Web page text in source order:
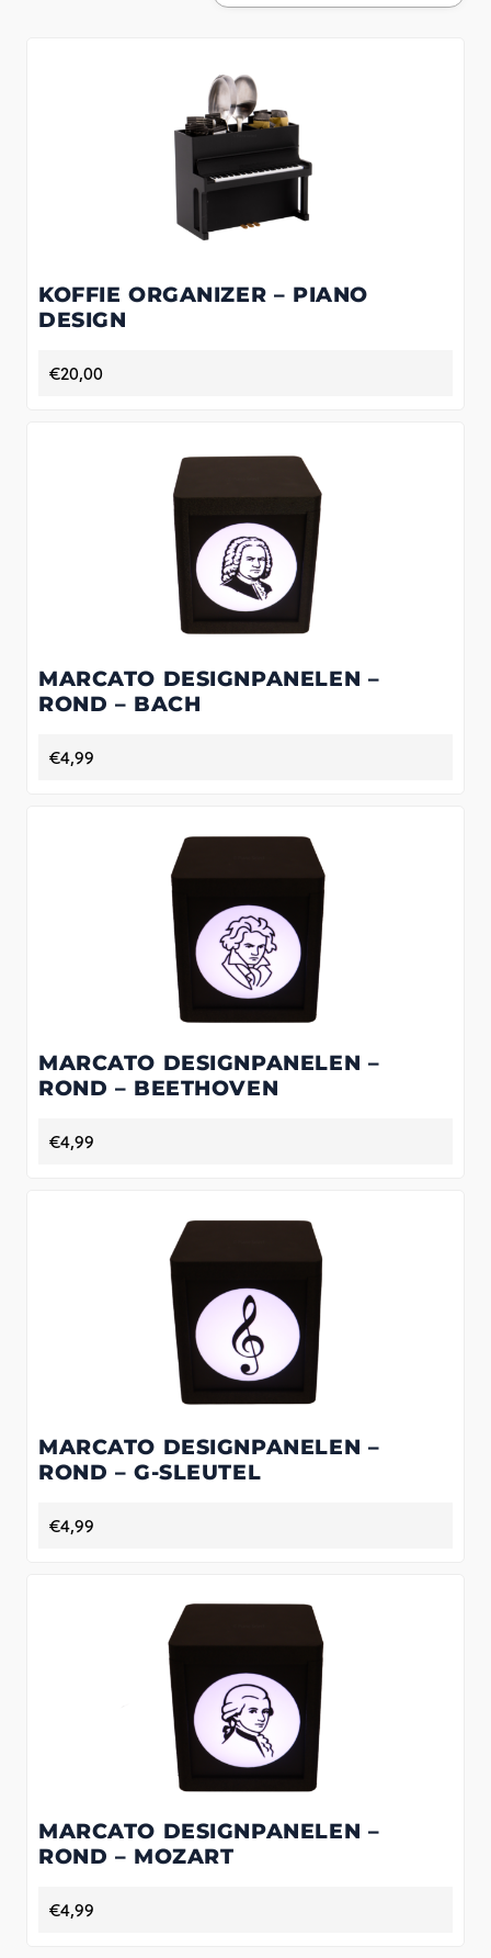
KOFFIE ORGANIZER – PIANO
DESIGN
€20,00
MARCATO DESIGNPANELEN –
ROND – BACH
€4,99
MARCATO DESIGNPANELEN –
ROND – BEETHOVEN
€4,99
MARCATO DESIGNPANELEN –
ROND – G-SLEUTEL
€4,99
MARCATO DESIGNPANELEN –
ROND – MOZART
€4,99